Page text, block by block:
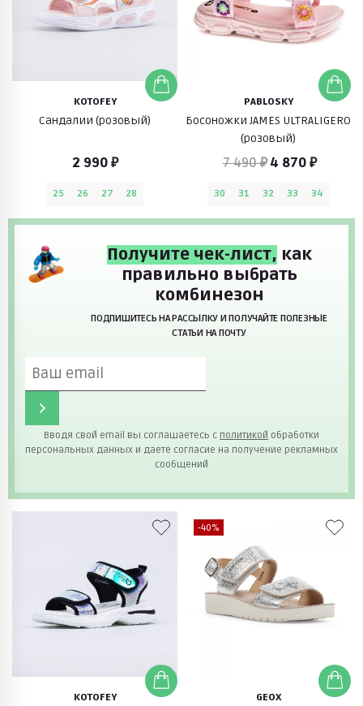
KOTOFEY
Сандалии (розовый)
2 990 ₽
25 26 27 28
PABLOSKY
Босоножки JAMES ULTRALIGERO
(розовый)
7 490 ₽ 4 870 ₽
30 31 32 33 34
Получите чек-лист, как
правильно выбрать
комбинезон
ПОДПИШИТЕСЬ НА РАССЫЛКУ И ПОЛУЧАЙТЕ ПОЛЕЗНЫЕ
СТАТЬИ НА ПОЧТУ
Вводя свой email вы соглашаетесь с политикой обработки
персональных данных и даете согласие на получение рекламных
сообщений
KOTOFEY
-40%
GEOX